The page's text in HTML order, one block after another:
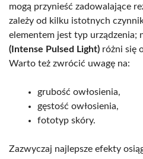
mogą przynieść zadowalające
zależy od kilku istotnych
elementem jest typ urządzenia;
(Intense Pulsed Light) różni się
Warto też zwrócić uwagę na:
grubość owłosienia,
gęstość owłosienia,
fototyp skóry.
Zazwyczaj najlepsze efekty